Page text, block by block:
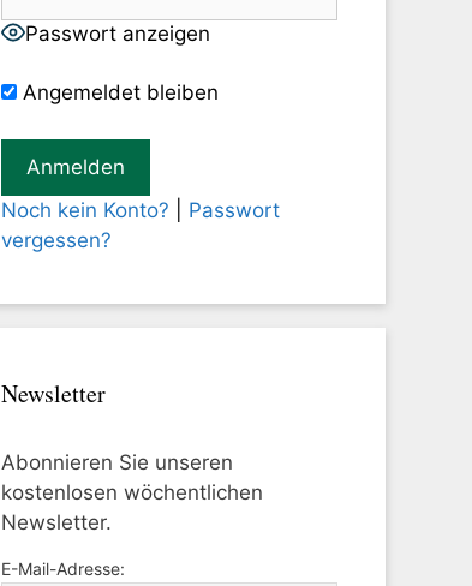
Passwort anzeigen
Angemeldet bleiben
Noch kein Konto?
Passwort
vergessen?
Newsletter
Abonnieren Sie unseren
kostenlosen wöchentlichen
Newsletter.
E-Mail-Adresse: